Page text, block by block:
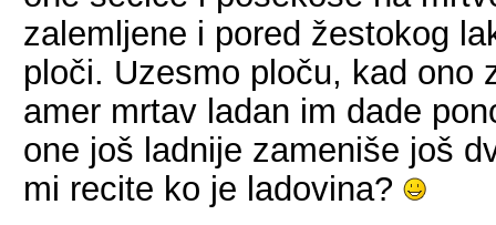
zalemljene i pored žestokog
ploči. Uzesmo ploču, kad ono
amer mrtav ladan im dade
one još ladnije zameniše još
mi recite ko je ladovina?